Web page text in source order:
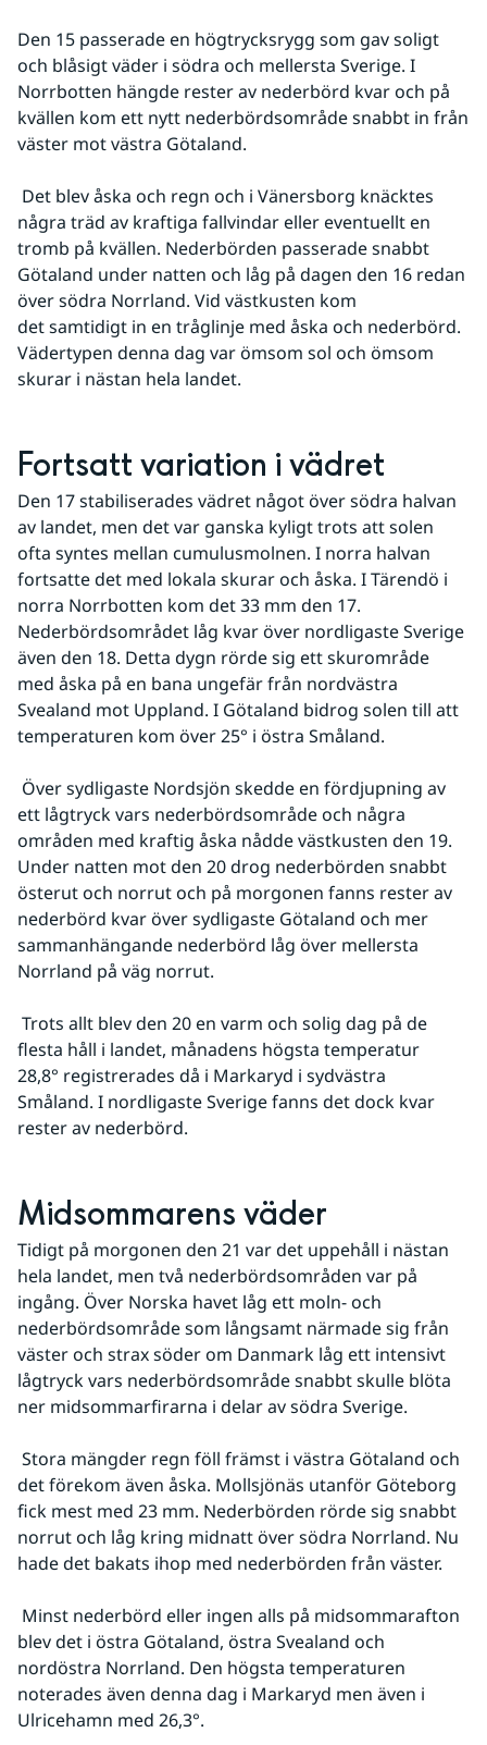
Den 15 passerade en högtrycksrygg som gav soligt
och blåsigt väder i södra och mellersta Sverige. I
Norrbotten hängde rester av nederbörd kvar och på
kvällen kom ett nytt nederbördsområde snabbt in från
väster mot västra Götaland.
några träd av kraftiga fallvindar eller eventuellt en
tromb på kvällen. Nederbörden passerade snabbt
Götaland under natten och låg på dagen den 16 redan
över södra Norrland. Vid västkusten kom
det samtidigt in en tråglinje med åska och nederbörd.
Vädertypen denna dag var ömsom sol och ömsom
skurar i nästan hela landet.
Fortsatt variation i vädret
Den 17 stabiliserades vädret något över södra halvan
av landet, men det var ganska kyligt trots att solen
ofta syntes mellan cumulusmolnen. I norra halvan
fortsatte det med lokala skurar och åska. I Tärendö i
norra Norrbotten kom det 33 mm den 17.
Nederbördsområdet låg kvar över nordligaste Sverige
även den 18. Detta dygn rörde sig ett skurområde
med åska på en bana ungefär från nordvästra
Svealand mot Uppland. I Götaland bidrog solen till att
temperaturen kom över 25° i östra Småland.
ett lågtryck vars nederbördsområde och några
områden med kraftig åska nådde västkusten den 19.
Under natten mot den 20 drog nederbörden snabbt
österut och norrut och på morgonen fanns rester av
nederbörd kvar över sydligaste Götaland och mer
sammanhängande nederbörd låg över mellersta
Norrland på väg norrut.
flesta håll i landet, månadens högsta temperatur
28,8° registrerades då i Markaryd i sydvästra
Småland. I nordligaste Sverige fanns det dock kvar
rester av nederbörd.
Midsommarens väder
Tidigt på morgonen den 21 var det uppehåll i nästan
hela landet, men två nederbördsområden var på
ingång. Över Norska havet låg ett moln- och
nederbördsområde som långsamt närmade sig från
väster och strax söder om Danmark låg ett intensivt
lågtryck vars nederbördsområde snabbt skulle blöta
ner midsommarfirarna i delar av södra Sverige.
det förekom även åska. Mollsjönäs utanför Göteborg
fick mest med 23 mm. Nederbörden rörde sig snabbt
norrut och låg kring midnatt över södra Norrland. Nu
hade det bakats ihop med nederbörden från väster.
blev det i östra Götaland, östra Svealand och
nordöstra Norrland. Den högsta temperaturen
noterades även denna dag i Markaryd men även i
Ulricehamn med 26,3°.